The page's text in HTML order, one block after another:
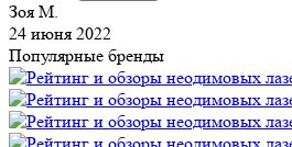
Зоя М.
24 июня 2022
Популярные бренды